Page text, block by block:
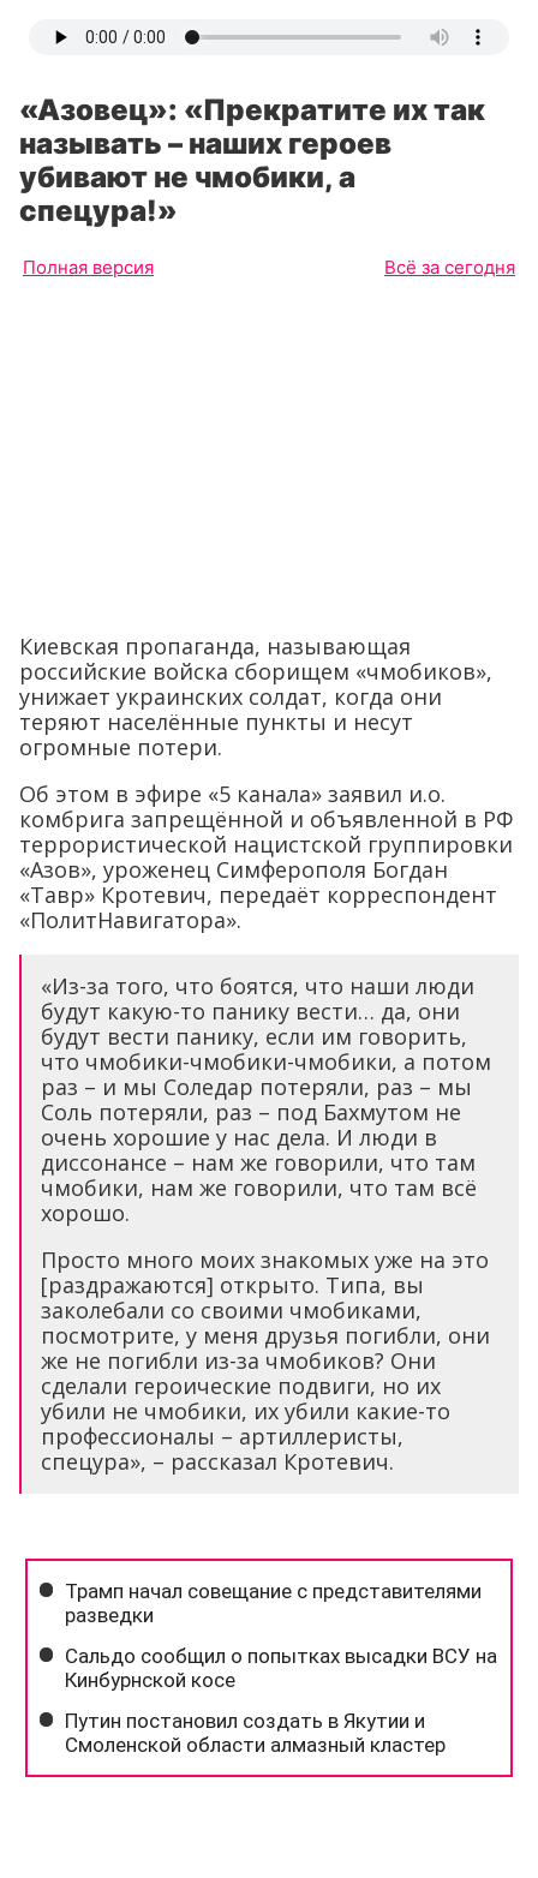
«Азовец»: «Прекратите их так
называть – наших героев
убивают не чмобики, а
спецура!»
Полная версия Всё за сегодня
Киевская пропаганда, называющая
российские войска сборищем «чмобиков»,
унижает украинских солдат, когда они
теряют населённые пункты и несут
огромные потери.
Об этом в эфире «5 канала» заявил и.о.
комбрига запрещённой и объявленной в РФ
террористической нацистской группировки
«Азов», уроженец Симферополя Богдан
«Тавр» Кротевич, передаёт корреспондент
«ПолитНавигатора».
«Из-за того, что боятся, что наши люди
будут какую-то панику вести… да, они
будут вести панику, если им говорить,
что чмобики-чмобики-чмобики, а потом
раз – и мы Соледар потеряли, раз – мы
Соль потеряли, раз – под Бахмутом не
очень хорошие у нас дела. И люди в
диссонансе – нам же говорили, что там
чмобики, нам же говорили, что там всё
хорошо.
Просто много моих знакомых уже на это
[раздражаются] открыто. Типа, вы
заколебали со своими чмобиками,
посмотрите, у меня друзья погибли, они
же не погибли из-за чмобиков? Они
сделали героические подвиги, но их
убили не чмобики, их убили какие-то
профессионалы – артиллеристы,
спецура», – рассказал Кротевич.